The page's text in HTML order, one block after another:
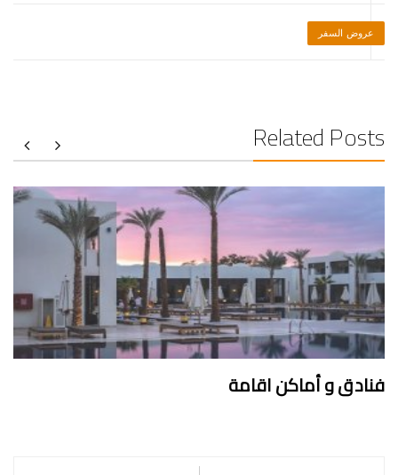
عروض السفر
Related Posts
فنادق و أماكن اقامة